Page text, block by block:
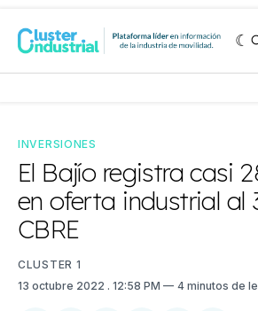
INVERSIONES
El Bajío registra casi
en oferta industrial al
CBRE
CLUSTER 1
13 octubre 2022 . 12:58 PM 4 minutos de